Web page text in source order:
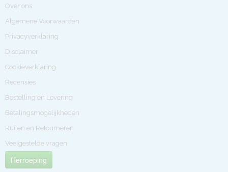
Over ons
Algemene Voorwaarden
Privacyverklaring
Disclaimer
Cookieverklaring
Recensies
Bestelling en Levering
Betalingsmogelijkheden
Ruilen en Retourneren
Veelgestelde vragen
Herroeping